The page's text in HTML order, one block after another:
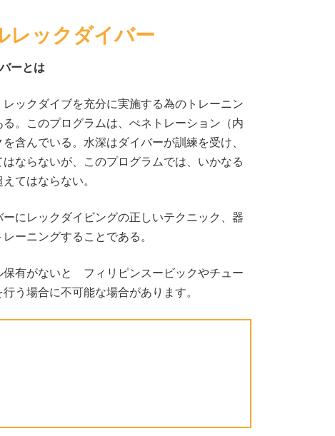
レックダイバー
ーとは
ックダイブを充分に実施する為のトレーニン
。このプログラムは、ぺネトレーション（内
含んでいる。水深はダイバーが訓練を受け、
ならないが、このプログラムでは、いかなる
てはならない。
にレックダイビングの正しいテクニック、器
ーニングすることである。
有がないと フィリピンスービックやチュー
う場合に不可能な場合があります。